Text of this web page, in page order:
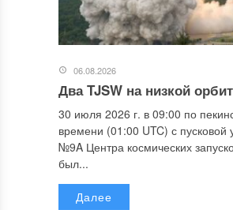
06.08.2026
Два TJSW на низкой
30 июля 2026 г. в 09:00 по
времени (01:00 UTC) с пусковой
№9A Центра космических
был...
Далее